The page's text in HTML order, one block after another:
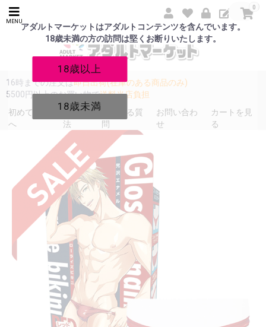
アダルトマーケットはアダルトコンテンツを含んでいます。
18歳未満の方の訪問は堅くお断りいたします。
18歳以上
18歳未満
MENU
0
16時までの注文は即日出荷(在庫のある商品のみ)
5500円以上のお買い物で送料当店負担
初めての方
へ
発送方
法
よくある質
問
お問い合わ
せ
カートを見
る